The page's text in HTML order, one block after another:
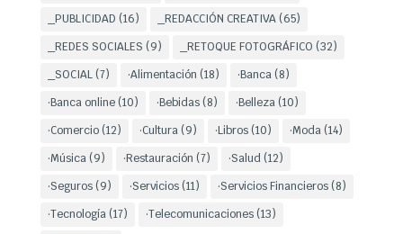
_PUBLICIDAD (16) _REDACCIÓN CREATIVA(65)
_REDES SOCIALES (9) _RETOQUE FOTOGRÁFICO (32)
_SOCIAL(7) ·Alimentación (18) ·Banca(8)
·Banca online(10) ·Bebidas(8) ·Belleza(10)
·Comercio(12) ·Cultura(9) ·Libros(10) ·Moda(14)
·Música(9) ·Restauración (7) ·Salud (12)
·Seguros(9) ·Servicios(11) ·Servicios Financieros(8)
·Tecnología(17) ·Telecomunicaciones(13)